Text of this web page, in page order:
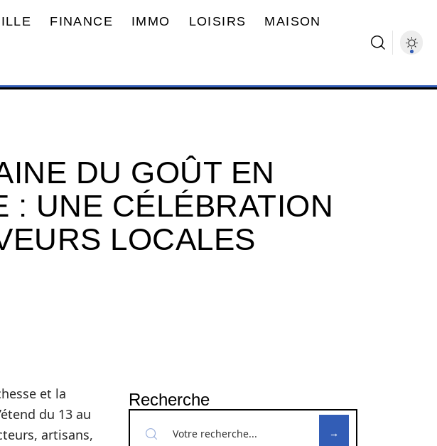
FINANCE IMMO LOISIRS MAISON
DU GOÛT EN
: UNE CÉLÉBRATION
LOCALES
et la
du 13 au
artisans,
Recherche